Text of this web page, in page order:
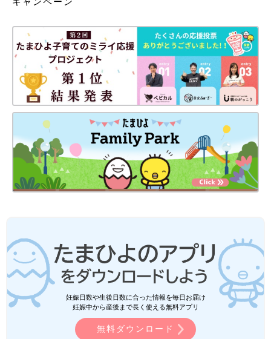
妊娠日数や生後日数に合った情報を毎日お届け
妊娠中から産後まで長く使える無料アプリ
無料ダウンロード